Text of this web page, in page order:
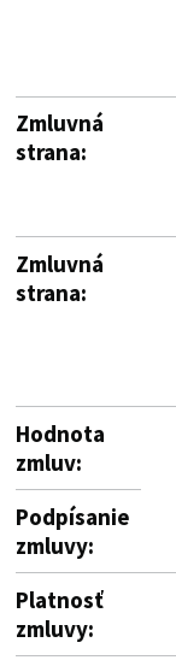
Zmluvná
strana:
Zmluvná
strana:
Hodnota
zmluv:
Podpísanie
zmluvy:
Platnosť
zmluvy: